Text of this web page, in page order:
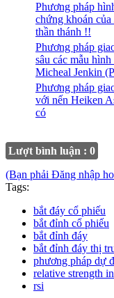
Phương pháp
chứng khoán
thần thánh !!
Phương pháp
sâu các mẫu hình
Micheal Jenkin
Phương pháp
với nến Heiken
có
Lượt bình luận : 0
(Bạn phải Đăng nhập
Tags:
bắt đáy cổ phiếu
bắt đỉnh cổ phiếu
bắt đỉnh đáy
bắt đỉnh đáy thị
phương pháp dự
relative strength
rsi